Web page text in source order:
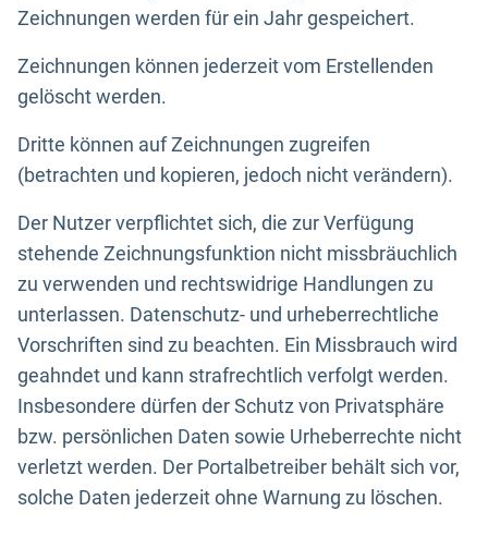
Zeichnungen werden für ein Jahr gespeichert.
Zeichnungen können jederzeit vom Erstellenden
gelöscht werden.
Dritte können auf Zeichnungen zugreifen
(betrachten und kopieren, jedoch nicht verändern).
Der Nutzer verpflichtet sich, die zur Verfügung
stehende Zeichnungsfunktion nicht missbräuchlich
zu verwenden und rechtswidrige Handlungen zu
unterlassen. Datenschutz- und urheberrechtliche
Vorschriften sind zu beachten. Ein Missbrauch wird
geahndet und kann strafrechtlich verfolgt werden.
Insbesondere dürfen der Schutz von Privatsphäre
bzw. persönlichen Daten sowie Urheberrechte nicht
verletzt werden. Der Portalbetreiber behält sich vor,
solche Daten jederzeit ohne Warnung zu löschen.